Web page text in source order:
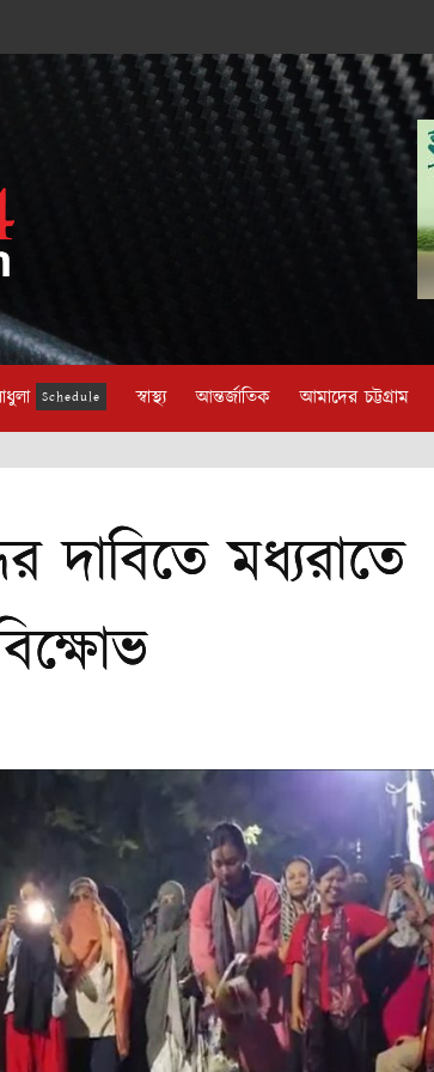
Schedule স্বাস্থ্য আন্তর্জাতিক আমাদের চট্টগ্রাম
দাবিতে মধ্যরাতে